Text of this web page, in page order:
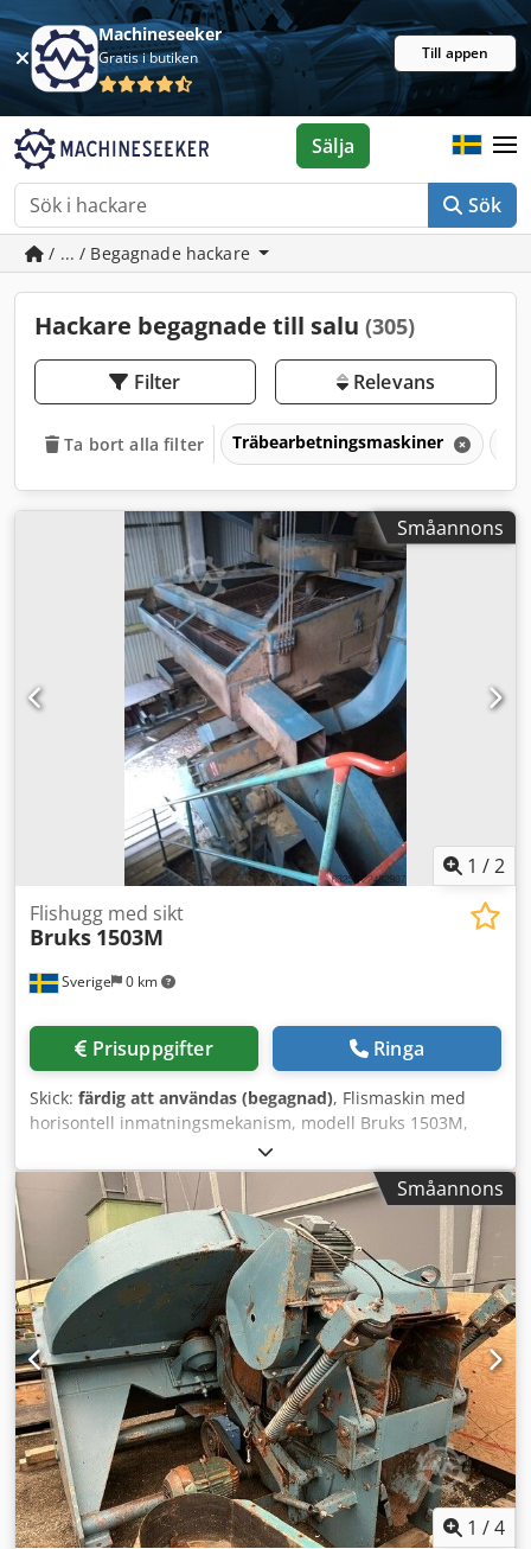
Machineseeker
Gratis i butiken Till appen
Sök
Sälja
/ ... / Begagnade hackare
Hackare begagnade till salu (305)
Filter Relevans
Ta bort alla filter Träbearbetningsmaskiner
Småannons
1 /2
Sverige 0 km
Flishugg med sikt
Bruks 1503M
Prisuppgifter Ringa
Skick: färdig att användas (begagnad), Flismaskin med
horisontell inmatningsmekanism, modell Bruks 1503M,
med flisrist av typen Bruks BS3. Dedpfxezrd T Ne Adqswa
Elmotor, 55 kW. Elstyrd manöverhytt med startmotor.
Flismaskinen är lämplig för sågspån och stockar med liten
diameter. Kapacitet upp till 50 m³ färdigflis per timme.
Inmatningsöppning, bredd 440 mm, höjd 275 mm.
Småannons
1 /4